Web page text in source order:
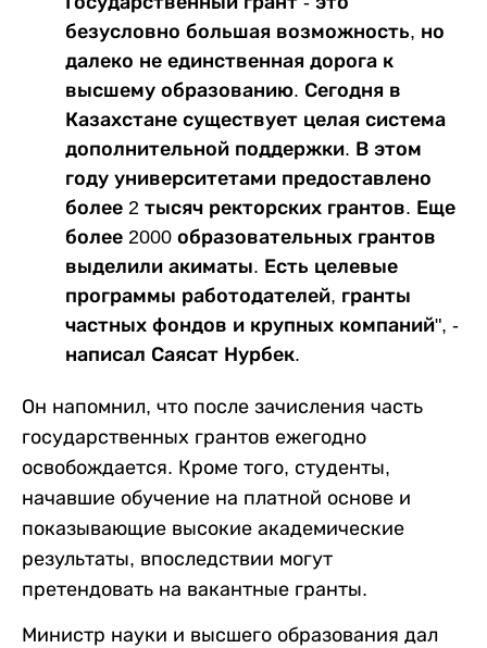
безусловно большая возможность, но
далеко не единственная дорога к
высшему образованию. Сегодня в
Казахстане существует целая система
дополнительной поддержки. В этом
году университетами предоставлено
более 2 тысяч ректорских грантов. Еще
более 2000 образовательных грантов
выделили акиматы. Есть целевые
программы работодателей, гранты
частных фондов и крупных компаний", -
написал Саясат Нурбек.
Он напомнил, что после зачисления часть
государственных грантов ежегодно
освобождается. Кроме того, студенты,
начавшие обучение на платной основе и
показывающие высокие академические
результаты, впоследствии могут
претендовать на вакантные гранты.
Министр науки и высшего образования дал